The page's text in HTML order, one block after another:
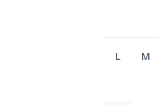
L M